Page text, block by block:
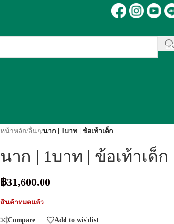
หน้าหลัก/อื่นๆ/นาก | 1บาท | ข้อเท้าเด็ก
นาก | 1บาท | ข้อเท้าเด็ก
฿31,600.00
สินค้าหมดแล้ว
Compare Add to wishlist